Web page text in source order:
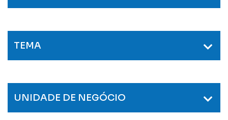
TEMA
UNIDADE DE NEGÓCIO